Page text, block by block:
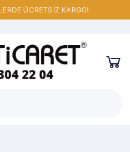
ÜCRETSİZ KARGO!